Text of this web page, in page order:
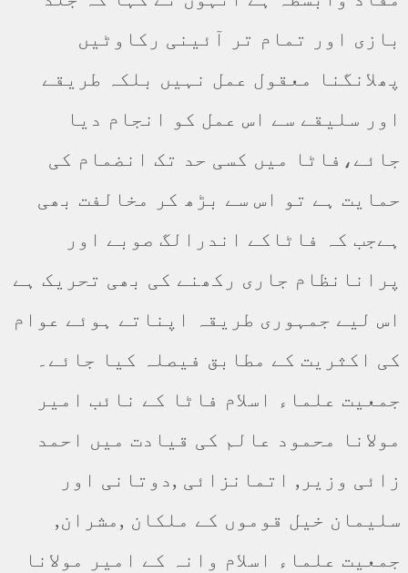
بازی اور تمام تر آئینی رکاوٹیں
پھلانگنا معقول عمل نہیں بلکہ طریقے
اور سلیقے سے اس عمل کو انجام دیا
جائے،فاٹا میں کسی حد تک انضمام کی
حمایت ہے تو اس سے بڑھ کر مخالفت بھی
ہےجب کہ فاٹاکے اندرالگ صوبے اور
پرانانظام جاری رکھنے کی بھی تحریک ہے
اس لیے جمہوری طریقہ اپناتے ہوئے عوام
کی اکثریت کے مطابق فیصلہ کیا جائے۔
جمعیت علماء اسلام فاٹا کے نائب امیر
مولانا محمود عالم کی قیادت میں احمد
زائی وزیر, اتمانزائی ,دوتانی اور
سلیمان خیل قوموں کے ملکان ,مشران,
جمعیت علماء اسلام وانہ کے امیر مولانا